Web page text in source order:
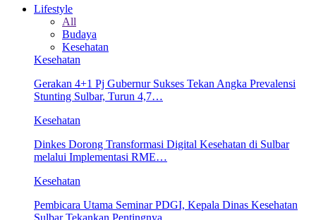
Lifestyle
All
Budaya
Kesehatan
Kesehatan
Gerakan 4+1 Pj Gubernur Sukses Tekan Angka Prevalensi
Stunting Sulbar, Turun 4,7…
Kesehatan
Dinkes Dorong Transformasi Digital Kesehatan di Sulbar
melalui Implementasi RME…
Kesehatan
Pembicara Utama Seminar PDGI, Kepala Dinas Kesehatan
Sulbar Tekankan Pentingnya…